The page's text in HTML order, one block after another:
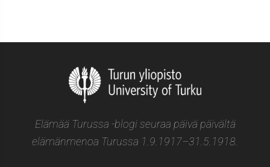
Elämää Turussa -blogi seuraa päivä päivältä
elämänmenoa Turussa 1.9.1917–31.5.1918.